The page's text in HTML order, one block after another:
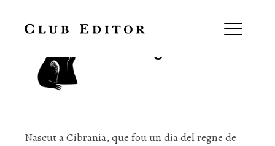
Nascut a Cibrania, que fou un dia del regne de